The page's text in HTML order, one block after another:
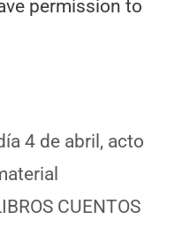
permission to
4 de abril, acto
CUENTOS